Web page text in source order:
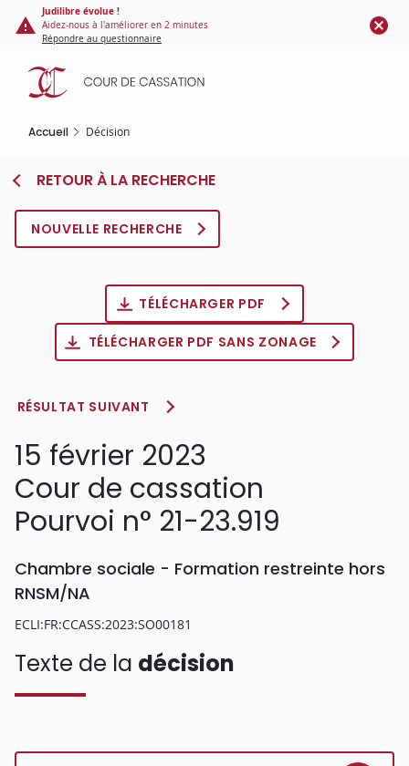
Panneau de gestion des cookies
contenu
principal
Judilibre évolue !
Aidez-nous à l'améliorer en 2 minutes
Répondre au questionnaire
Accueil Décision
RETOUR À LA RECHERCHE
NOUVELLE RECHERCHE
TÉLÉCHARGER PDF
TÉLÉCHARGER PDF SANS ZONAGE
RÉSULTAT SUIVANT
15 février 2023
Cour de cassation
Pourvoi n° 21-23.919
Chambre sociale - Formation restreinte hors
RNSM/NA
ECLI:FR:CCASS:2023:SO00181
Texte de la décision